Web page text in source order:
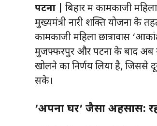
पटना | बिहार में कामकाजी
मुख्यमंत्री नारी शक्ति योजना के
कामकाजी महिला छात्रावास
मुजफ्फरपुर और पटना के बाद अब
खोलने का निर्णय लिया है, जिससे
सके।
‘अपना घर’ जैसा अहसास: